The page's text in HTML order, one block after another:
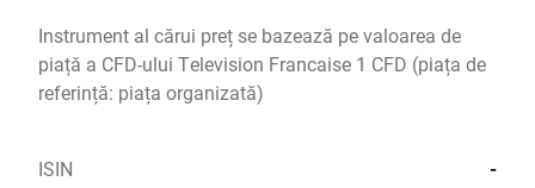
Instrument al cărui preț se bazează pe valoarea de
piață a CFD-ului Television Francaise 1 CFD (piața de
referință: piața organizată)
ISIN -